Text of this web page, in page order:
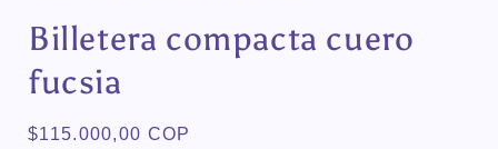
Billetera compacta cuero
fucsia
Precio
$115.000,00 COP